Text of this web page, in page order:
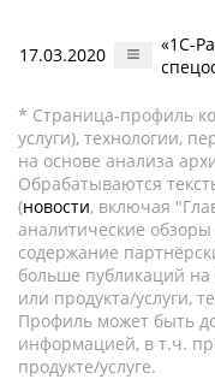
17.03.2020
«1С-
* Страница-профиль
услуги), технологии,
на основе анализа
Обрабатываются
(новости, включая
аналитические
содержание
больше публикаций
или продукта/услуги,
Профиль может быть
информацией, в т.ч.
продукте/услуге.